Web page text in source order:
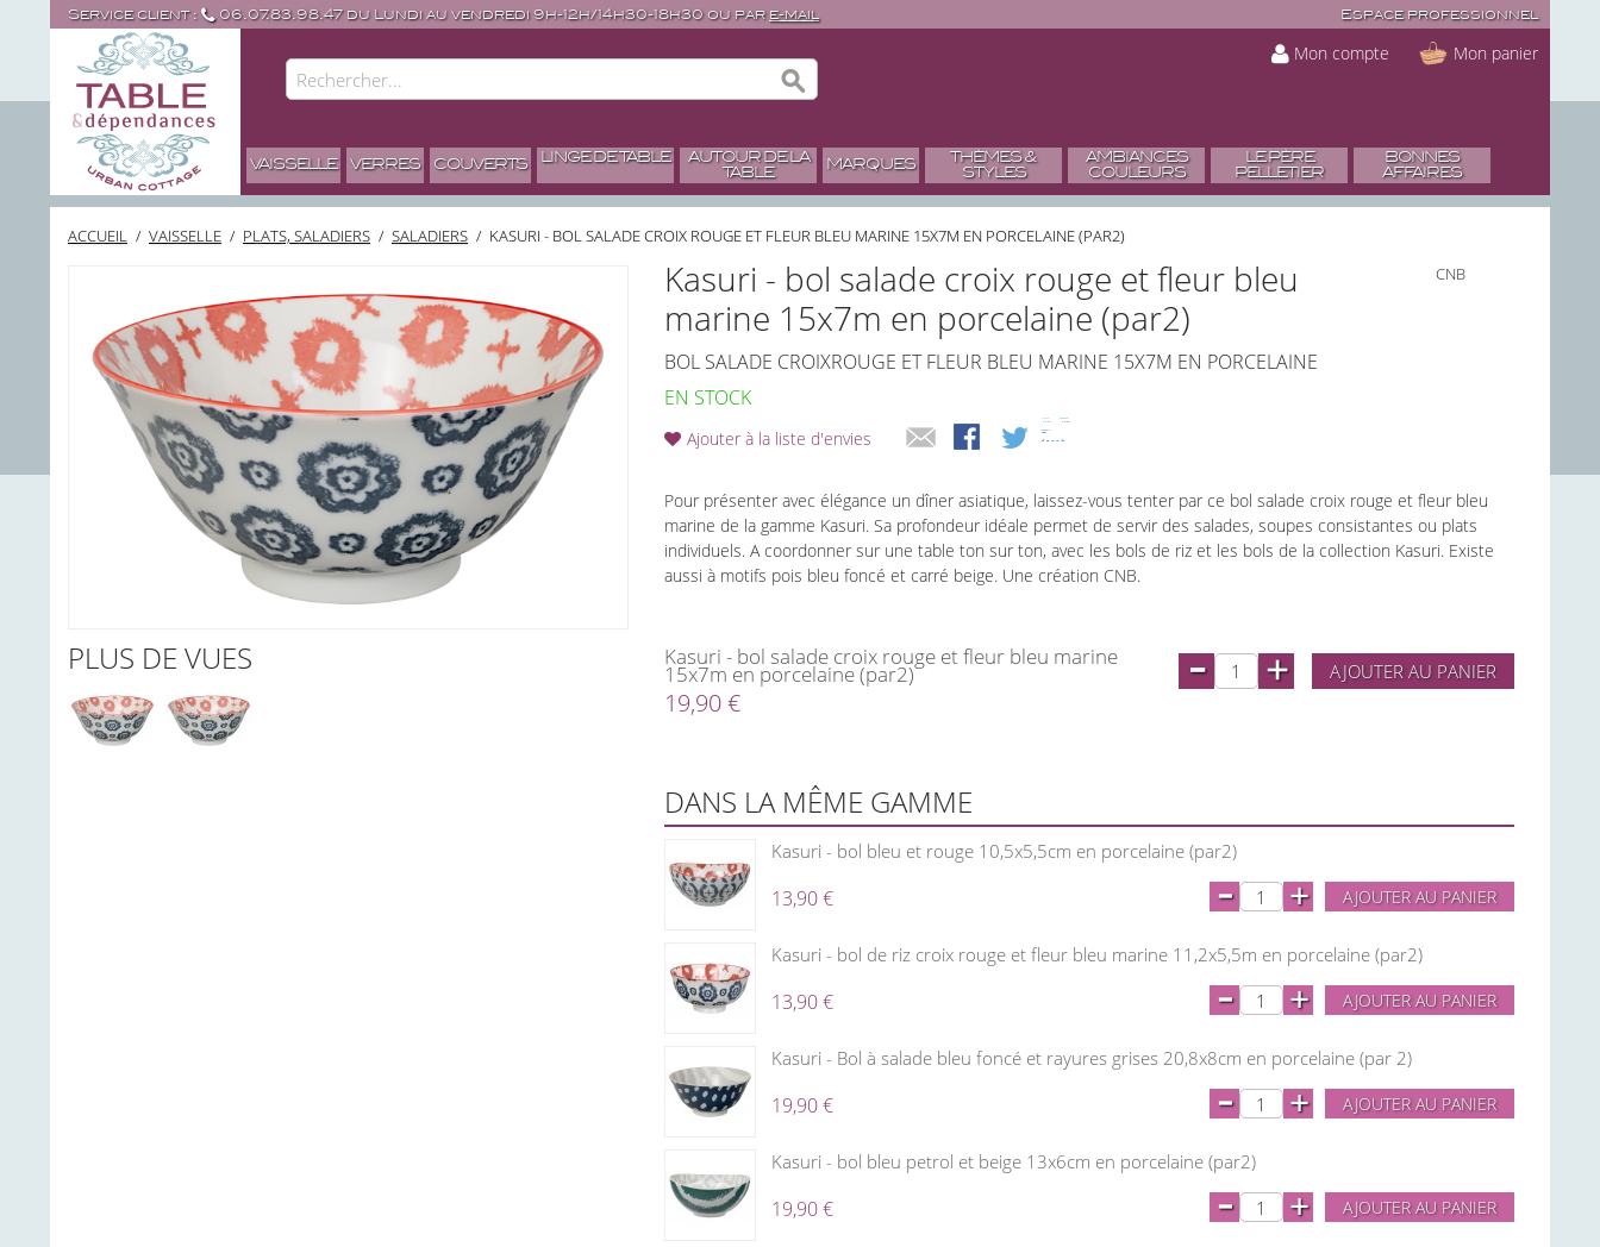
Service client : 06.07.83.98.47 du Lundi au vendredi 9h-12h/14h30-18h30 ou par e-mail Espace professionnel
Mon compte Mon panier
VAISSELLE VERRES COUVERTS LINGE DE TABLE
AUTOUR DE LA
TABLE
MARQUES
THÈMES &
STYLES
AMBIANCES
COULEURS
LE PÈRE
PELLETIER
BONNES
AFFAIRES
ACCUEIL / VAISSELLE / PLATS, SALADIERS / SALADIERS / KASURI - BOL SALADE CROIX ROUGE ET FLEUR BLEU MARINE 15X7M EN PORCELAINE (PAR2)
PLUS DE VUES
Kasuri - bol salade croix rouge et fleur bleu
marine 15x7m en porcelaine (par2)
BOL SALADE CROIXROUGE ET FLEUR BLEU MARINE 15X7M EN PORCELAINE
CNB
EN STOCK
Ajouter à la liste d'envies
Pour présenter avec élégance un dîner asiatique, laissez-vous tenter par ce bol salade croix rouge et fleur bleu
marine de la gamme Kasuri. Sa profondeur idéale permet de servir des salades, soupes consistantes ou plats
individuels. A coordonner sur une table ton sur ton, avec les bols de riz et les bols de la collection Kasuri. Existe
aussi à motifs pois bleu foncé et carré beige. Une création CNB.
Kasuri - bol salade croix rouge et fleur bleu marine
15x7m en porcelaine (par2) AJOUTER AU PANIER
- +
19,90 €
DANS LA MÊME GAMME
Kasuri - bol bleu et rouge 10,5x5,5cm en porcelaine (par2)
13,90 € AJOUTER AU PANIER
- +
Kasuri - bol de riz croix rouge et fleur bleu marine 11,2x5,5m en porcelaine (par2)
13,90 € AJOUTER AU PANIER
- +
Kasuri - Bol à salade bleu foncé et rayures grises 20,8x8cm en porcelaine (par 2)
19,90 € AJOUTER AU PANIER
- +
Kasuri - bol bleu petrol et beige 13x6cm en porcelaine (par2)
19,90 € AJOUTER AU PANIER
- +